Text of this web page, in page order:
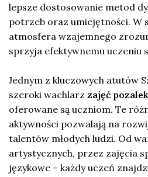
lepsze dostosowanie metod
potrzeb oraz umiejętności. W
atmosfera wzajemnego
sprzyja efektywnemu uczeniu
Jednym z kluczowych atutów
szeroki wachlarz zajęć
oferowane są uczniom. Te
aktywności pozwalają na
talentów młodych ludzi. Od
artystycznych, przez zajęcia
językowe – każdy uczeń